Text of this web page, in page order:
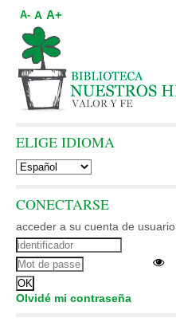
A- A A+
ELIGE IDIOMA
CONECTARSE
acceder a su cuenta de usuario
Olvidé mi contraseña